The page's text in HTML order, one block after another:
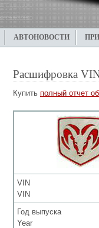
АВТОНОВОСТИ
Расшифровка
Купить полный отчет
VIN
VIN
Год выпуска
Year